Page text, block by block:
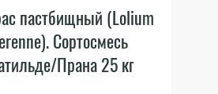
пастбищный (Lolium
Сортосмесь
Прана 25 кг